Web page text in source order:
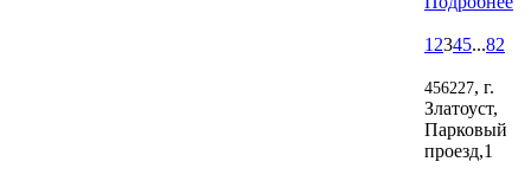
1 2345...82
456227, г.
Златоуст,
Парковый
проезд,1